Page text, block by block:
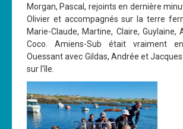
Morgan, Pascal, rejoints en dernière
Olivier et accompagnés sur la terre
Marie-Claude, Martine, Claire, Guylaine,
Coco. Amiens-Sub était vraiment
Ouessant avec Gildas, Andrée et
sur l'île.